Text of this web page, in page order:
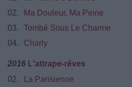
02.
Ma Douleur, Ma Peine
03.
Tombé Sous Le Charme
04.
Charly
2016 L'attrape-rêves
02.
La Parisienne